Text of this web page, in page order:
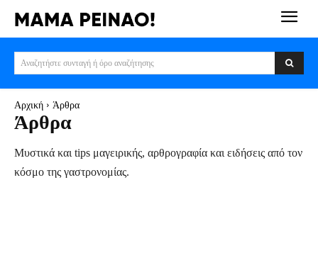
Αναζητήστε συνταγή ή όρο αναζήτησης
Αρχική Άρθρα
Άρθρα
Μυστικά και tips μαγειρικής, αρθρογραφία και ειδήσεις από τον
κόσμο της γαστρονομίας.